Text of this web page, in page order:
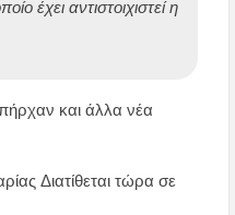
έχει αντιστοιχιστεί η
και άλλα νέα
Διατίθεται τώρα σε